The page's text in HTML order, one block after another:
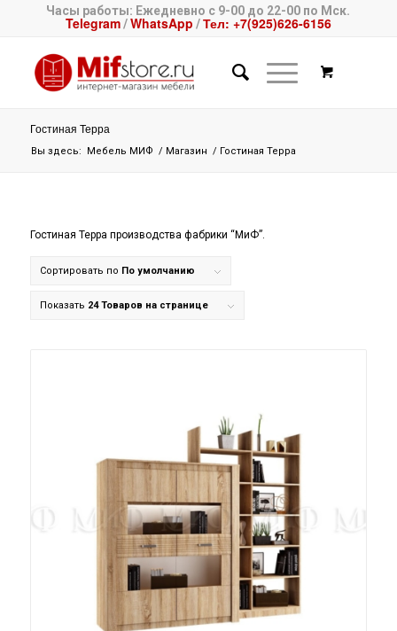
Часы работы: Ежедневно с 9-00 до 22-00 по Мск.
Telegram/WhatsApp /Тел: +7(925)626-6156
Гостиная Терра
Вы здесь: Мебель МИФ / Магазин / Гостиная Терра
Гостиная Терра производства фабрики “МиФ”.
Сортировать по По умолчанию
Показать 24 Товаров на странице